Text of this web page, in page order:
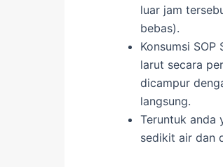
luar jam
bebas).
Konsumsi
larut secara
dicampur
langsung.
Teruntuk anda
sedikit air dan